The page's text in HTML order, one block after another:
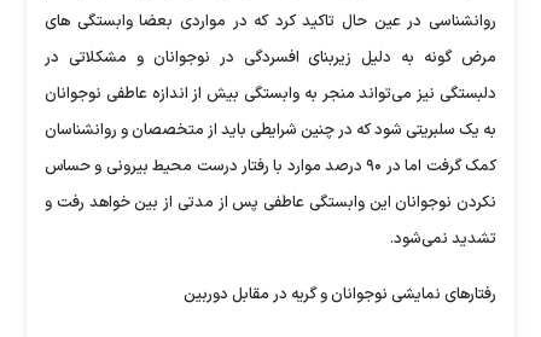
روانشناسی در عین حال تاکید کرد که در مواردی بعضا وابستگی های
مرض گونه به دلیل زیربنای افسردگی در نوجوانان و مشکلاتی در
دلبستگی نیز می‌تواند منجر به وابستگی بیش از اندازه عاطفی نوجوانان
به یک سلبریتی شود که در چنین شرایطی باید از متخصصان و روانشناسان
کمک گرفت اما در ۹۰ درصد موارد با رفتار درست محیط بیرونی و حساس
نکردن نوجوانان این وابستگی عاطفی پس از مدتی از بین خواهد رفت و
تشدید نمی‌شود.
رفتارهای نمایشی نوجوانان و گریه در مقابل دوربین